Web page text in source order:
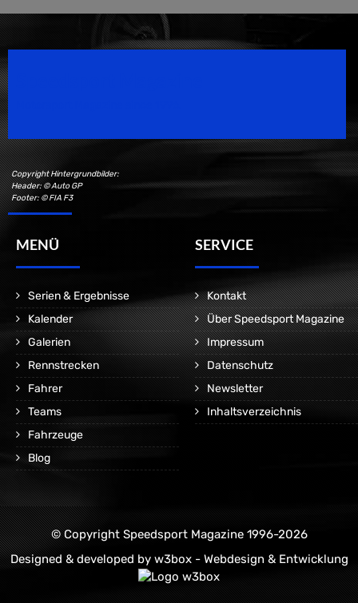
Copyright Hintergrundbilder:
Header: © Auto GP
Footer: © FIA F3
MENÜ
Serien & Ergebnisse
Kalender
Galerien
Rennstrecken
Fahrer
Teams
Fahrzeuge
Blog
SERVICE
Kontakt
Über Speedsport Magazine
Impressum
Datenschutz
Newsletter
Inhaltsverzeichnis
© Copyright Speedsport Magazine 1996-2026
Designed & developed by w3box - Webdesign & Entwicklung